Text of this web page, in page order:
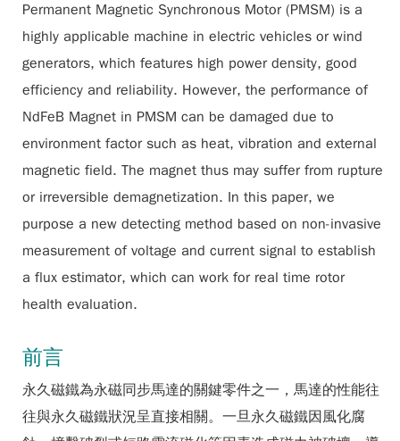
Permanent Magnetic Synchronous Motor (PMSM) is a
highly applicable machine in electric vehicles or wind
generators, which features high power density, good
efficiency and reliability. However, the performance of
NdFeB Magnet in PMSM can be damaged due to
environment factor such as heat, vibration and external
magnetic field. The magnet thus may suffer from rupture
or irreversible demagnetization. In this paper, we
purpose a new detecting method based on non-invasive
measurement of voltage and current signal to establish
a flux estimator, which can work for real time rotor
health evaluation.
前言
永久磁鐵為永磁同步馬達的關鍵零件之一，馬達的性能往
往與永久磁鐵狀況呈直接相關。一旦永久磁鐵因風化腐